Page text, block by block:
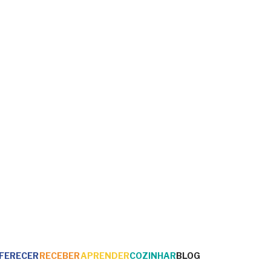
RECEBERAPRENDERCOZINHARBLOG